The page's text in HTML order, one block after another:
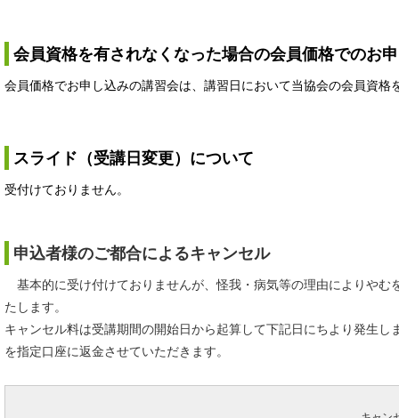
会員資格を有されなくなった場合の会員価格でのお
会員価格でお申し込みの講習会は、講習日において当協会の会員資
スライド（受講日変更）について
受付けておりません。
申込者様のご都合によるキャンセル
基本的に受け付けておりませんが、怪我・病気等の理由によりや
たします。
キャンセル料は受講期間の開始日から起算して下記日にちより発生
を指定口座に返金させていただきます。